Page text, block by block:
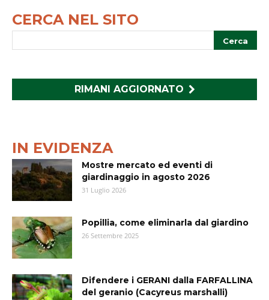
CERCA NEL SITO
RIMANI AGGIORNATO
IN EVIDENZA
Mostre mercato ed eventi di
giardinaggio in agosto 2026
31 Luglio 2026
Popillia, come eliminarla dal giardino
26 Settembre 2025
Difendere i GERANI dalla FARFALLINA
del geranio (Cacyreus marshalli)